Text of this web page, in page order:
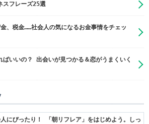
スフレーズ25選
、税金……社会人の気になるお金事情をチェッ
ばいいの？ 出会いが見つかる＆恋がうまくいく
にぴったり！ 「朝リフレア」をはじめよう。しっ